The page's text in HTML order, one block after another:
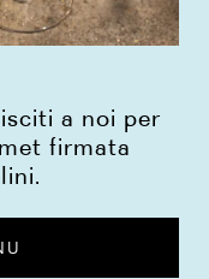
a noi per
firmata